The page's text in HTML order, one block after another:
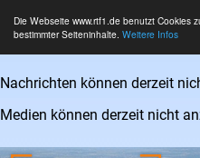
Die Webseite www.rtf1.de benutzt Cookies
bestimmter Seiteninhalte. Weitere Infos
Nachrichten können derzeit
Medien können derzeit nicht